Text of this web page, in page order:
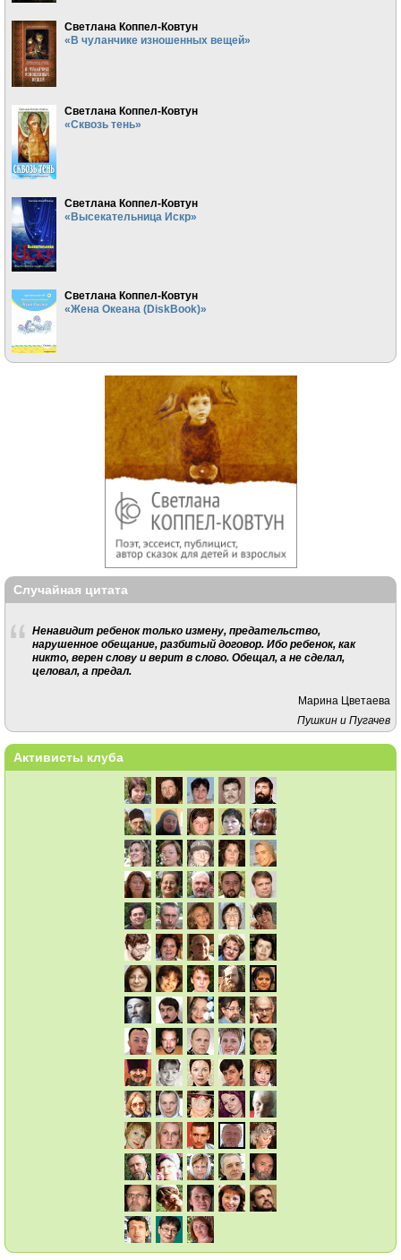
Светлана Коппел-Ковтун
«В чуланчике изношенных вещей»
Светлана Коппел-Ковтун
«Сквозь тень»
Светлана Коппел-Ковтун
«Высекательница Искр»
Светлана Коппел-Ковтун
«Жена Океана (DiskBook)»
Случайная цитата
Ненавидит ребенок только измену, предательство,
нарушенное обещание, разбитый договор. Ибо ребенок, как
никто, верен слову и верит в слово. Обещал, а не сделал,
целовал, а предал.
Марина Цветаева
Пушкин и Пугачев
Активисты клуба